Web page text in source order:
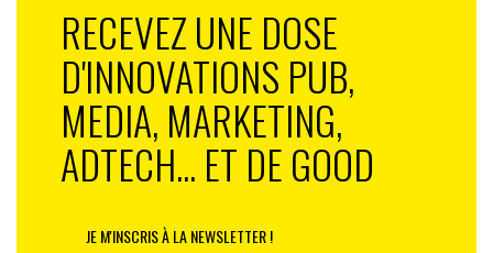
RECEVEZ UNE DOSE
D'INNOVATIONS PUB,
MEDIA, MARKETING,
ADTECH... ET DE GOOD
JE M'INSCRIS À LA NEWSLETTER !